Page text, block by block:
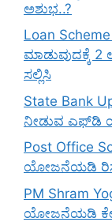
ಅಶುಭ..?
Loan Scheme
ಮಾಡುವುದಕ್ಕೆ
ಸಲ್ಲಿಸಿ
State Bank
ನೀಡುವ ಎಫ್‌ಡಿ
Post Office
ಯೋಜನೆಯಡಿ ರಿಸ್ಕ್‌
PM Shram
ಯೋಜನೆಯಡಿ